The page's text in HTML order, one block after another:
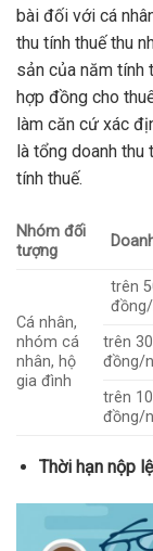
bài đối với cá
thu tính thuế thu
sản của năm tính
hợp đồng cho
làm căn cứ xác
là tổng doanh
tính thuế.
Nhóm đối
tượng
Cá nhân,
nhóm cá
nhân, hộ
gia đình
trên
trên
đồng/
trên
đồng/
Thời hạn nộp